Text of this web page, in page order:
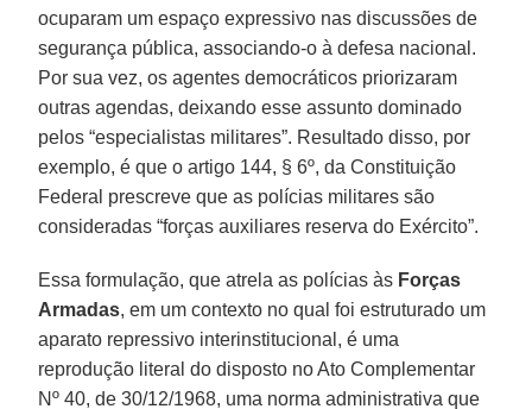
ocuparam um espaço expressivo nas discussões de
segurança pública, associando-o à defesa nacional.
Por sua vez, os agentes democráticos priorizaram
outras agendas, deixando esse assunto dominado
pelos “especialistas militares”. Resultado disso, por
exemplo, é que o artigo 144, § 6º, da Constituição
Federal prescreve que as polícias militares são
consideradas “forças auxiliares reserva do Exército”.
Essa formulação, que atrela as polícias às Forças
Armadas, em um contexto no qual foi estruturado um
aparato repressivo interinstitucional, é uma
reprodução literal do disposto no Ato Complementar
Nº 40, de 30/12/1968, uma norma administrativa que